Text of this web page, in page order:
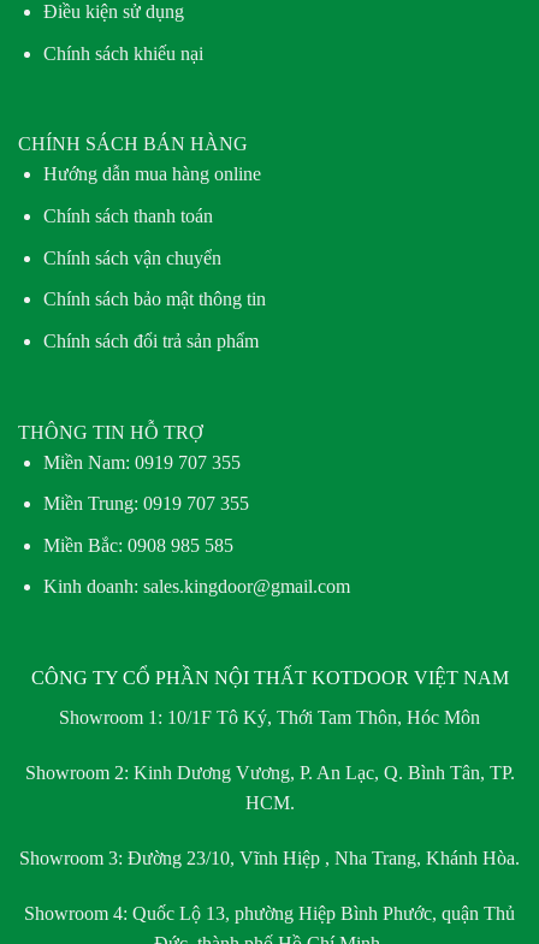
Điều kiện sử dụng
Chính sách khiếu nại
CHÍNH SÁCH BÁN HÀNG
Hướng dẫn mua hàng online
Chính sách thanh toán
Chính sách vận chuyển
Chính sách bảo mật thông tin
Chính sách đổi trả sản phẩm
THÔNG TIN HỖ TRỢ
Miền Nam: 0919 707 355
Miền Trung: 0919 707 355
Miền Bắc: 0908 985 585
Kinh doanh: sales.kingdoor@gmail.com
CÔNG TY CỔ PHẦN NỘI THẤT KOTDOOR VIỆT NAM
Showroom 1: 10/1F Tô Ký, Thới Tam Thôn, Hóc Môn
Showroom 2: Kinh Dương Vương, P. An Lạc, Q. Bình Tân, TP.
HCM.
Showroom 3: Đường 23/10, Vĩnh Hiệp , Nha Trang, Khánh Hòa.
Showroom 4: Quốc Lộ 13, phường Hiệp Bình Phước, quận Thủ